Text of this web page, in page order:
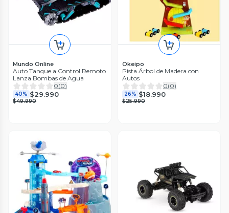
Mundo Online
Auto Tanque a Control Remoto
Lanza Bombas de Agua
0(0)
40% $29.990
$49.990
Okeipo
Pista Árbol de Madera con
Autos
0(0)
26% $18.990
$25.990